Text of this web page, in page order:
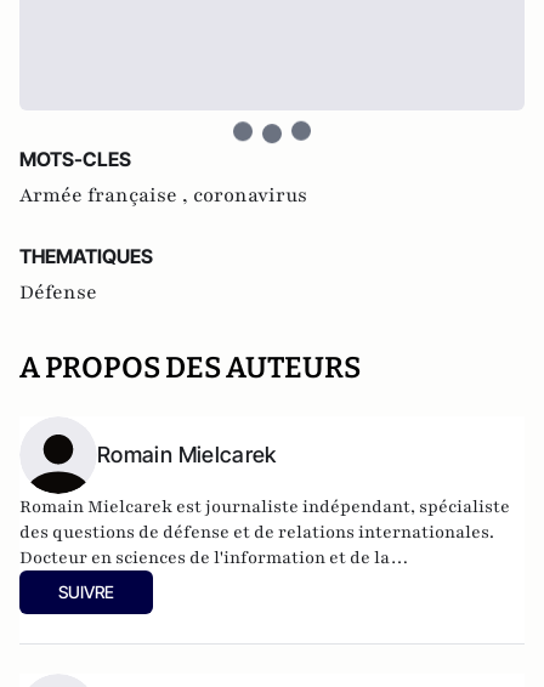
MOTS-CLES
Armée française , coronavirus
THEMATIQUES
Défense
A PROPOS DES AUTEURS
Romain Mielcarek
Romain Mielcarek est journaliste indépendant, spécialiste
des questions de défense et de relations internationales.
Docteur en sciences de l'information et de la
communication, il est enseignant-chercheur à l'Institut
Pratique du Journalisme (IPJ Paris-Dauphine) Il est l'auteur
SUIVRE